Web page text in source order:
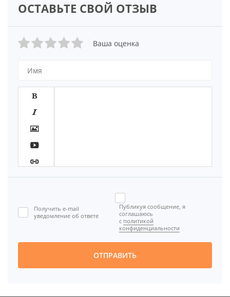
ОСТАВЬТЕ СВОЙ ОТЗЫВ
Ваша оценка








Получить e-mail
уведомление об ответе
Публикуя сообщение, я
соглашаюсь
с политикой
конфиденциальности
ОТПРАВИТЬ